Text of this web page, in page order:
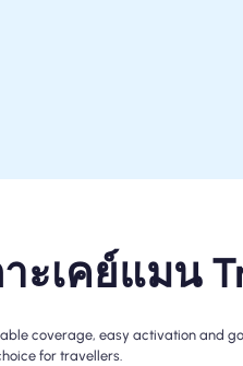
ะเคย์แมน
coverage, easy activation and
for travellers.